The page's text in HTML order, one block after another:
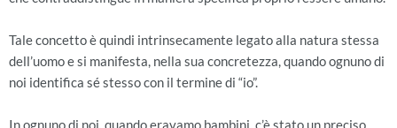
Tale concetto è quindi intrinsecamente legato alla natura stessa
dell’uomo e si manifesta, nella sua concretezza, quando ognuno di
noi identifica sé stesso con il termine di “io”.
In ognuno di noi, quando eravamo bambini, c’è stato un preciso